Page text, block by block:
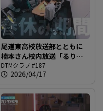
尾道東高校放送部とともに
楠本さん校内放送「るりラ
ジ」デビューへ！＠DTMク
ラブ #187
DTMクラブ #187
2026/04/17